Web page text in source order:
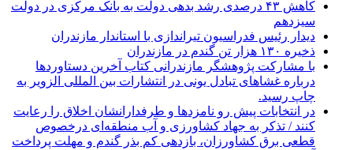
کاهش ۴۳ درصدی رشد بدهی دولت به بانک مرکزی در دولت
سیزدهم
دیدار رئیس فدراسیون تیراندازی با استاندار مازندران
ذخیره ۱۳۰ هزار تن گندم در مازندران
با مشارکت پژوهشگر مازندرانی كتاب آخرین دستاوردها
درباره غشاهای تبادل یونی در انتشارات بین المللی الزویر به
چاپ رسید.
در انتخابات پیش رو نامزدها و طرفدارانشان اخلاق را رعایت
کنند / تذکر به جهاد کشاورزی و آب منطقه‌ای درخصوص
قطعی برق کشاورزان، بازدهی کم بذر گندم و مهلت پرداخت